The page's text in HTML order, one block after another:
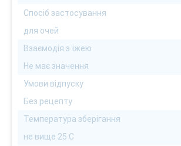
Спосіб застосування
для очей
Взаємодія з їжею
Не має значення
Умови відпуску
Без рецепту
Температура зберігання
не вище 25 С